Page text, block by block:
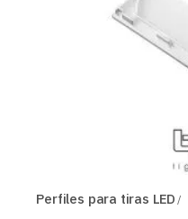
Perfiles para tiras LED